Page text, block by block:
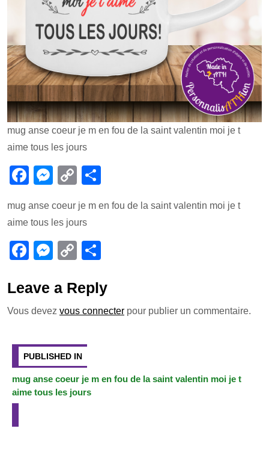
mug anse coeur je m en fou de la saint valentin moi je t
aime tous les jours
F
c
e
b
o
k
M
ss
e
n
er
C
p
y
Li
k
ta
mug anse coeur je m en fou de la saint valentin moi je t
aime tous les jours
F
c
e
o
o
k
M
ss
e
g
er
C
p
y
n
k
ta
g
Leave a Reply
Vous devez vous connecter pour publier un commentaire.
l’article
PUBLISHED IN
mug anse coeur je m en fou de la saint valentin moi je t
aime tous les jours